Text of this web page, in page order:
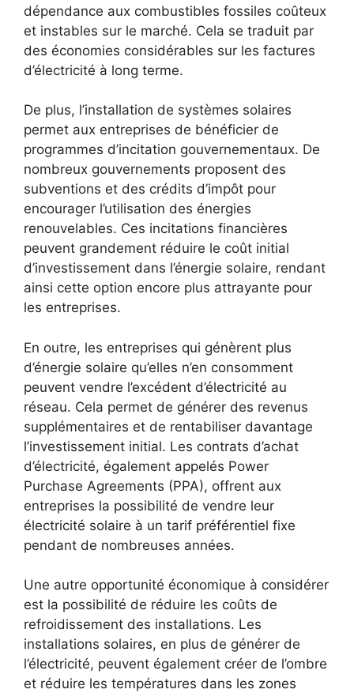
dépendance aux combustibles fossiles coûteux
et ​instables ⁢sur le marché. ⁢Cela ⁤se traduit par
des économies considérables sur ‌les factures
d’électricité à long terme.
De plus, l’installation de systèmes solaires⁣
permet aux entreprises de ⁢bénéficier de⁢
programmes ​d’incitation gouvernementaux. De ​
nombreux gouvernements proposent des
subventions ⁤et des‌ crédits d’impôt ‍pour
encourager⁢ l’utilisation des énergies
renouvelables. Ces incitations financières
peuvent⁣ grandement réduire le coût initial
d’investissement dans l’énergie solaire, rendant‍
ainsi cette⁢ option encore plus ‌attrayante pour
les⁣ entreprises.
En outre, les entreprises⁤ qui génèrent plus
‍d’énergie solaire qu’elles n’en consomment
peuvent vendre‍ l’excédent d’électricité au‌
réseau. Cela permet ‍de générer‍ des revenus
supplémentaires et de rentabiliser davantage
l’investissement initial. Les contrats d’achat
d’électricité, également appelés Power
Purchase Agreements (PPA), ​offrent aux
entreprises la possibilité de vendre leur
électricité solaire à ⁤un⁤ tarif préférentiel ⁣fixe
pendant de nombreuses années.
Une autre opportunité économique à considérer
est la possibilité de réduire les coûts de
‍refroidissement des installations. Les
installations solaires,‍ en⁤ plus de générer de
l’électricité, peuvent​ également créer de l’ombre⁢
et réduire les températures ‌dans les zones